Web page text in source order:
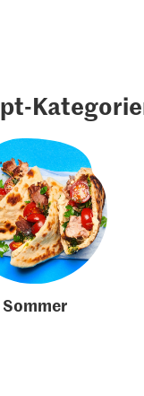
Sommer